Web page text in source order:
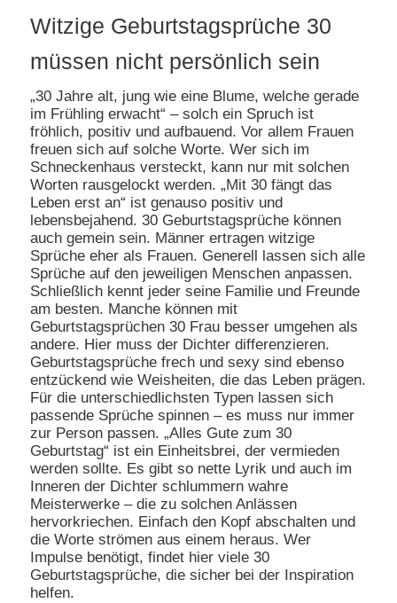
Witzige Geburtstagsprüche 30
müssen nicht persönlich sein
„30 Jahre alt, jung wie eine Blume, welche gerade
im Frühling erwacht“ – solch ein Spruch ist
fröhlich, positiv und aufbauend. Vor allem Frauen
freuen sich auf solche Worte. Wer sich im
Schneckenhaus versteckt, kann nur mit solchen
Worten rausgelockt werden. „Mit 30 fängt das
Leben erst an“ ist genauso positiv und
lebensbejahend. 30 Geburtstagsprüche können
auch gemein sein. Männer ertragen witzige
Sprüche eher als Frauen. Generell lassen sich alle
Sprüche auf den jeweiligen Menschen anpassen.
Schließlich kennt jeder seine Familie und Freunde
am besten. Manche können mit
Geburtstagsprüchen 30 Frau besser umgehen als
andere. Hier muss der Dichter differenzieren.
Geburtstagsprüche frech und sexy sind ebenso
entzückend wie Weisheiten, die das Leben prägen.
Für die unterschiedlichsten Typen lassen sich
passende Sprüche spinnen – es muss nur immer
zur Person passen. „Alles Gute zum 30
Geburtstag“ ist ein Einheitsbrei, der vermieden
werden sollte. Es gibt so nette Lyrik und auch im
Inneren der Dichter schlummern wahre
Meisterwerke – die zu solchen Anlässen
hervorkriechen. Einfach den Kopf abschalten und
die Worte strömen aus einem heraus. Wer
Impulse benötigt, findet hier viele 30
Geburtstagsprüche, die sicher bei der Inspiration
helfen.